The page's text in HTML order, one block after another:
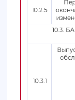
10.2.5
10.3.
10.3.1